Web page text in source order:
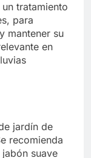
tratamiento
para
mantener su
en
jardín de
recomienda
suave